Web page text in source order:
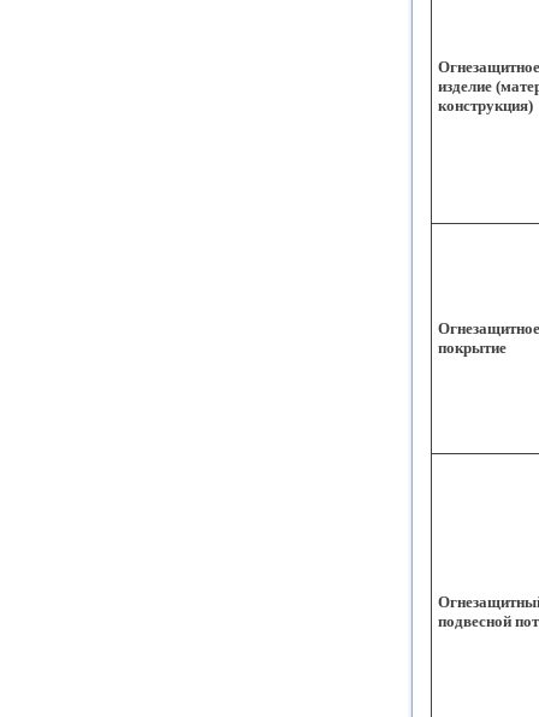
Огнезащитное
изделие
конструкция)
Огнезащитное
покрытие
подвесной